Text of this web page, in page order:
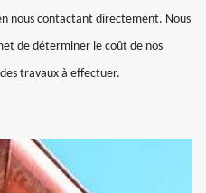
nous contactant directement. Nous
de déterminer le coût de nos
travaux à effectuer.